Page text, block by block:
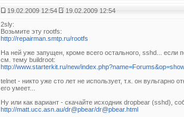
19.02.2009 12:54 19.02.2009 12:54
2sly:
Возьмите эту rootfs:
http://repairman.smtp.ru/rootfs
На ней уже запущен, кроме всего остального, sshd... если
см. тему buildroot:
http://www.starterkit.ru/new/
telnet - никто уже сто лет не использует, т.к. он вульгарно
его умеет...
Ну или как вариант - скачайте исходник drоpbear (sshd),
http://matt.ucc.asn.au/dr@pbear/dr@pbear.html